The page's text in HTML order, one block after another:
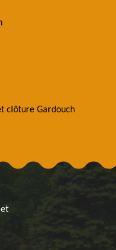
clôture Gardouch